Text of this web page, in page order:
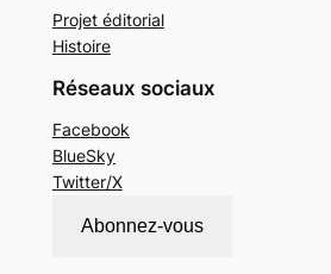
Projet éditorial
Histoire
Réseaux sociaux
Facebook
BlueSky
Twitter/X
Abonnez-vous